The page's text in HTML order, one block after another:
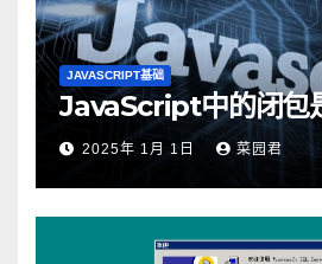
JAVASCRIPT基础
JavaScript中的闭包
2025年 1月 1日 菜园君